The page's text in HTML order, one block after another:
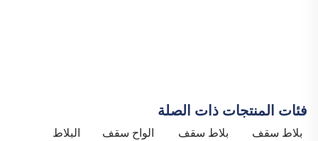
فئات المنتجات ذات الصلة
بلاط سقف
بلاط سقف
الواح سقف
البلاط